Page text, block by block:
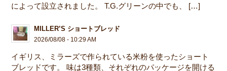
によって設立されました。 T.G.グリーンの中でも、 […]
MILLER’S ショートブレッド
2026/08/08 - 10:29 AM
イギリス、ミラーズで作られている米粉を使ったショート
ブレッドです。 味は3種類、それぞれのパッケージを開ける